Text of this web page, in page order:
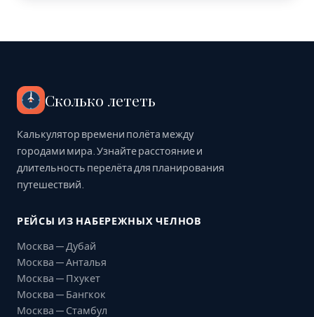
Сколько лететь
Калькулятор времени полёта между
городами мира. Узнайте расстояние и
длительность перелёта для планирования
путешествий.
РЕЙСЫ ИЗ НАБЕРЕЖНЫХ ЧЕЛНОВ
Москва — Дубай
Москва — Анталья
Москва — Пхукет
Москва — Бангкок
Москва — Стамбул